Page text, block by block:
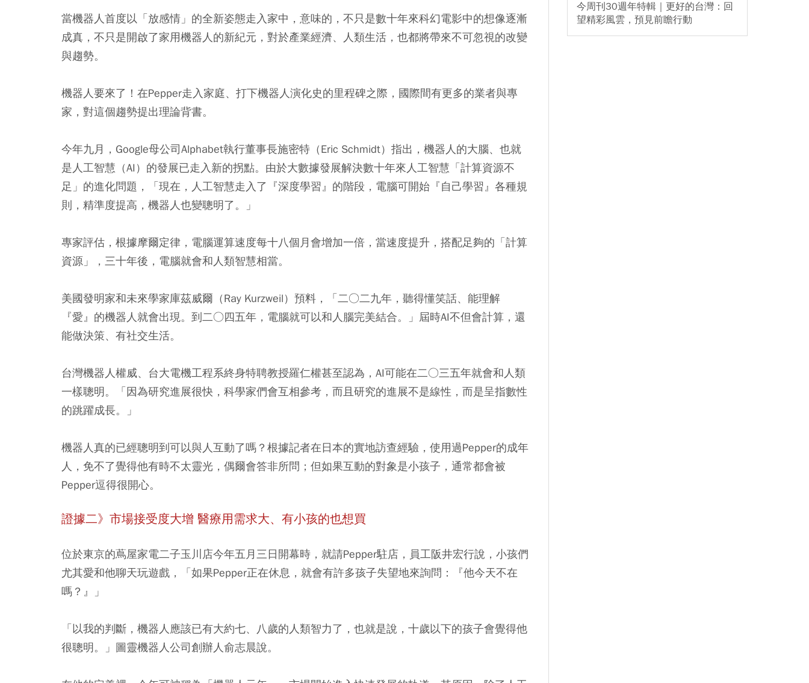
當機器人首度以「放感情」的全新姿態走入家中，意味的，不只是數十年來科幻電影中的想像逐漸
成真，不只是開啟了家用機器人的新紀元，對於產業經濟、人類生活，也都將帶來不可忽視的改變
與趨勢。
機器人要來了！在Pepper走入家庭、打下機器人演化史的里程碑之際，國際間有更多的業者與專
家，對這個趨勢提出理論背書。
今年九月，Google母公司Alphabet執行董事長施密特（Eric Schmidt）指出，機器人的大腦、也就
是人工智慧（AI）的發展已走入新的拐點。由於大數據發展解決數十年來人工智慧「計算資源不
足」的進化問題，「現在，人工智慧走入了『深度學習』的階段，電腦可開始『自己學習』各種規
則，精準度提高，機器人也變聰明了。」
專家評估，根據摩爾定律，電腦運算速度每十八個月會增加一倍，當速度提升，搭配足夠的「計算
資源」，三十年後，電腦就會和人類智慧相當。
美國發明家和未來學家庫茲威爾（Ray Kurzweil）預料，「二○二九年，聽得懂笑話、能理解
『愛』的機器人就會出現。到二○四五年，電腦就可以和人腦完美結合。」屆時AI不但會計算，還
能做決策、有社交生活。
台灣機器人權威、台大電機工程系終身特聘教授羅仁權甚至認為，AI可能在二○三五年就會和人類
一樣聰明。「因為研究進展很快，科學家們會互相參考，而且研究的進展不是線性，而是呈指數性
的跳躍成長。」
機器人真的已經聰明到可以與人互動了嗎？根據記者在日本的實地訪查經驗，使用過Pepper的成年
人，免不了覺得他有時不太靈光，偶爾會答非所問；但如果互動的對象是小孩子，通常都會被
Pepper逗得很開心。
證據二》市場接受度大增 醫療用需求大、有小孩的也想買
位於東京的蔦屋家電二子玉川店今年五月三日開幕時，就請Pepper駐店，員工阪井宏行說，小孩們
尤其愛和他聊天玩遊戲，「如果Pepper正在休息，就會有許多孩子失望地來詢問：『他今天不在
嗎？』」
「以我的判斷，機器人應該已有大約七、八歲的人類智力了，也就是說，十歲以下的孩子會覺得他
很聰明。」圖靈機器人公司創辦人俞志晨說。
今周刊30週年特輯｜更好的台灣：回
望精彩風雲，預見前瞻行動